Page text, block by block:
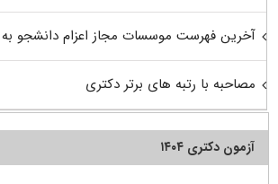
آخرین فهرست موسسات مجاز اعزام دانشجو
مصاحبه با رتبه های برتر دکتری
آزمون دکتری ۱۴۰۴